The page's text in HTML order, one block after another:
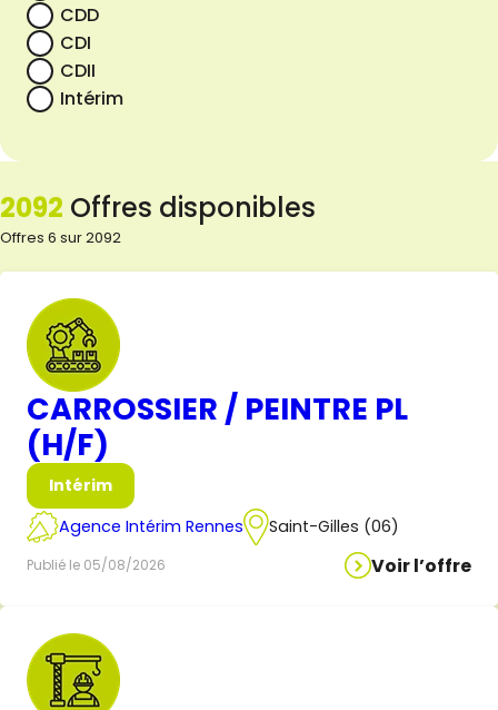
CDD
CDI
CDII
Intérim
2092 Offres disponibles
Offres 6 sur 2092
CARROSSIER / PEINTRE PL
(H/F)
Intérim
Agence Intérim Rennes
Saint-Gilles (06)
Publié le 05/08/2026 Voir l’offre